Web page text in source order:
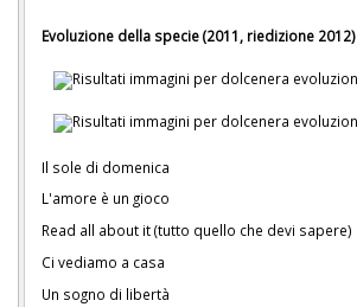
Evoluzione della specie (2011, riedizione 2012)
Il sole di domenica
L'amore è un gioco
Read all about it (tutto quello che devi sapere)
Ci vediamo a casa
Un sogno di libertà